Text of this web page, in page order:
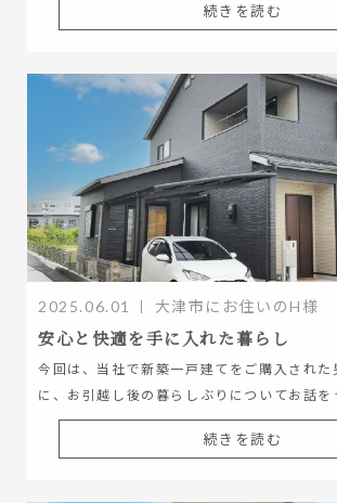
続きを読む
2025.06.01 大津市にお住いのH様
安心と快適を手に入れた暮らし
今回は、当社で新築一戸建てをご購入された
に、お引越し後の暮らしぶりについてお話を
続きを読む